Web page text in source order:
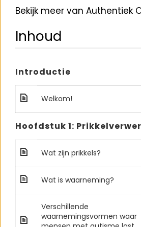
Bekijk meer van Authentiek
Inhoud
Introductie
Welkom!
Hoofdstuk 1:
Wat zijn prikkels?
Wat is waarneming?
Verschillende
waarnemingsvormen waar